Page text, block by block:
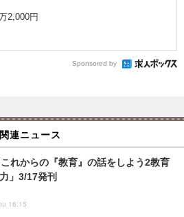
2,000円
Sponsored by
関連ニュース
れからの『教育』の話をしよう2教育
」3/17発刊
16:15